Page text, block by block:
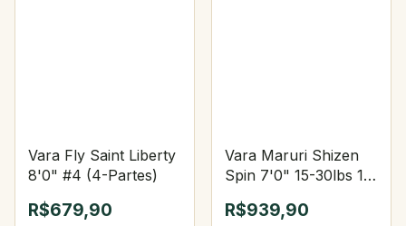
Vara Fly Saint Liberty
8'0" #4 (4-Partes)
R$679,90
Vara Maruri Shizen
Spin 7'0" 15-30lbs 15-
R$939,90